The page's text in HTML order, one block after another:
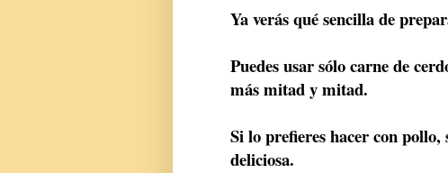
Ya verás qué sencilla de
Puedes usar sólo carne de
más mitad y mitad.
Si lo prefieres hacer con
deliciosa.